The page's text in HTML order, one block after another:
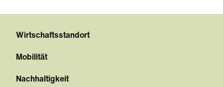
Wirtschaftsstandort
Mobilität
Nachhaltigkeit